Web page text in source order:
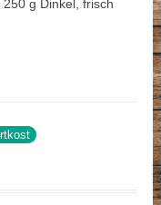
g Dinkel, frisch